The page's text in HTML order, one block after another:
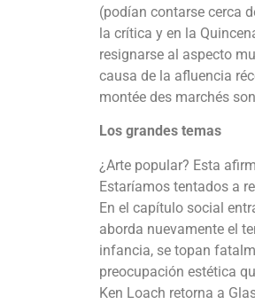
(podían contarse cerca
la crítica y en la
resignarse al aspecto
causa de la afluencia
montée des marchés
Los grandes temas
¿Arte popular? Esta
Estaríamos tentados a
En el capítulo social
aborda nuevamente el
infancia, se topan
preocupación estética
Ken Loach retorna a